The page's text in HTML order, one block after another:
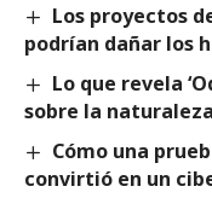
Los proyectos
podrían dañar los
Lo que revela
sobre la
Cómo una
convirtió en un